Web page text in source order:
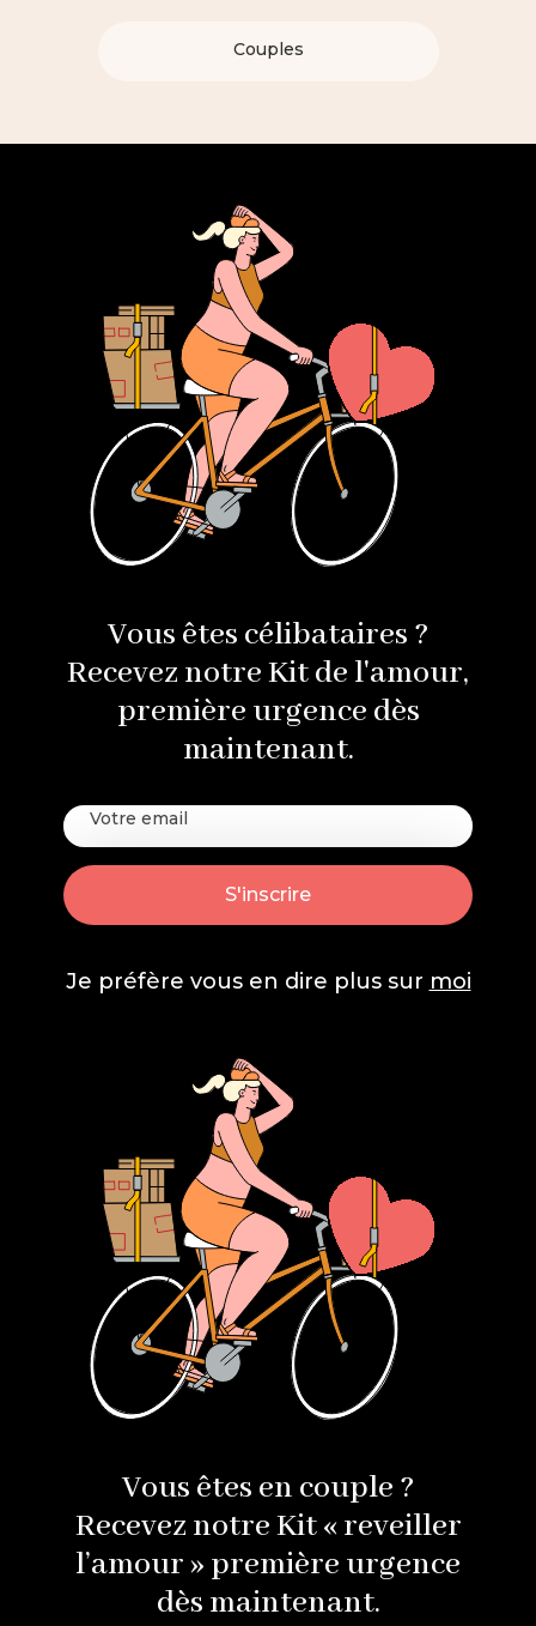
Couples
Vous êtes célibataires ?
Recevez notre Kit de l'amour,
première urgence dès
maintenant.
Je préfère vous en dire plus sur moi
Vous êtes en couple ?
Recevez notre Kit « reveiller
l’amour » première urgence
dès maintenant.